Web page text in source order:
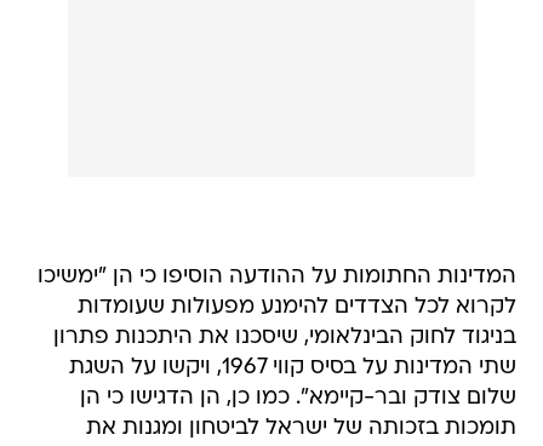
המדינות החתומות על ההודעה הוסיפו כי הן "ימשיכו
לקרוא לכל הצדדים להימנע מפעולות שעומדות
בניגוד לחוק הבינלאומי, שיסכנו את היתכנות פתרון
שתי המדינות על בסיס קווי 1967, ויקשו על השגת
שלום צודק ובר-קיימא". כמו כן, הן הדגישו כי הן
תומכות בזכותה של ישראל לביטחון ומגנות את